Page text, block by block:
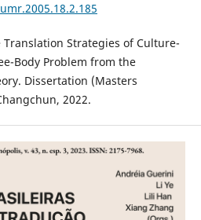
Strategies of Culture-
Body Problem from the
Dissertation (Masters
2022.